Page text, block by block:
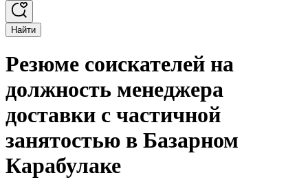
Найти
Резюме соискателей на
должность менеджера
доставки с частичной
занятостью в Базарном
Карабулаке